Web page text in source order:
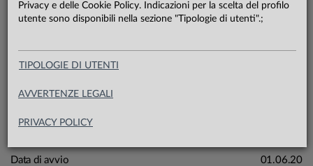
Privacy e delle Cookie Policy. Indicazioni per la scelta del profilo
utente sono disponibili nella sezione "Tipologie di utenti".;
TIPOLOGIE DI UTENTI
AVVERTENZE LEGALI
PRIVACY POLICY
Carta di identità
Linea
Mercati
Sistema
Macrocategoria
Data di avvio
01.06.20